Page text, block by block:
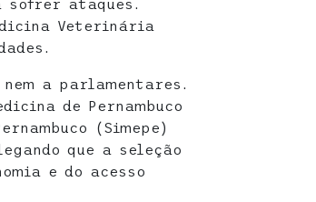
sofrer ataques.
Veterinária
a parlamentares.
de Pernambuco
(Simepe)
que a seleção
e do acesso